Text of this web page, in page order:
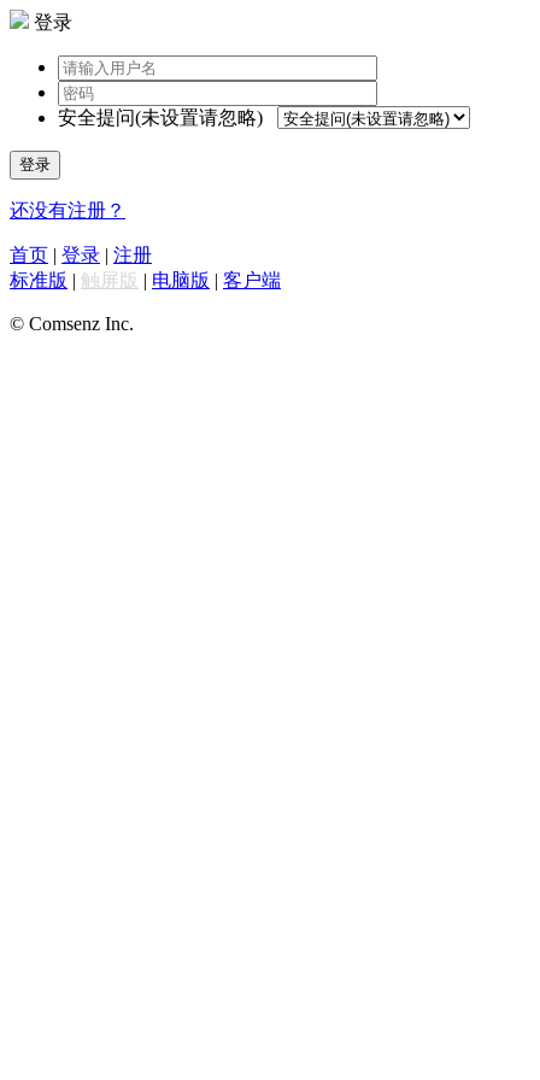
登录
安全提问(未设置请忽略)
登录
还没有注册？
首页 | 登录 | 注册
标准版 | 触屏版 | 电脑版 | 客户端
© Comsenz Inc.